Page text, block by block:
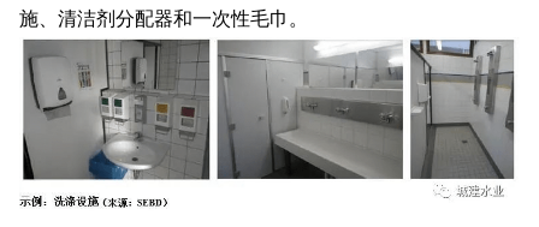
施、清洁剂分配器和一次性毛巾。